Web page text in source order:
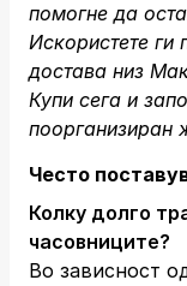
помогне да
Искористете ги
достава низ
Купи сега и
поорганизиран
Често
Колку долго
часовниците?
Во зависност